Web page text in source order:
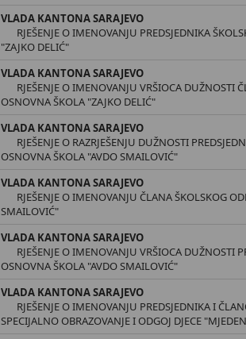
VLADA KANTONA SARAJEVO
RJEŠENJE O IMENOVANJU PREDSJEDNIKA
"ZAJKO DELIĆ"
VLADA KANTONA SARAJEVO
RJEŠENJE O IMENOVANJU VRŠIOCA DUŽNOSTI
OSNOVNA ŠKOLA "ZAJKO DELIĆ"
VLADA KANTONA SARAJEVO
RJEŠENJE O RAZRJEŠENJU DUŽNOSTI
OSNOVNA ŠKOLA "AVDO SMAILOVIĆ"
VLADA KANTONA SARAJEVO
RJEŠENJE O IMENOVANJU ČLANA ŠKOLSKOG
SMAILOVIĆ"
VLADA KANTONA SARAJEVO
RJEŠENJE O IMENOVANJU VRŠIOCA DUŽNOSTI
OSNOVNA ŠKOLA "AVDO SMAILOVIĆ"
VLADA KANTONA SARAJEVO
RJEŠENJE O IMENOVANJU PREDSJEDNIKA I
SPECIJALNO OBRAZOVANJE I ODGOJ DJECE